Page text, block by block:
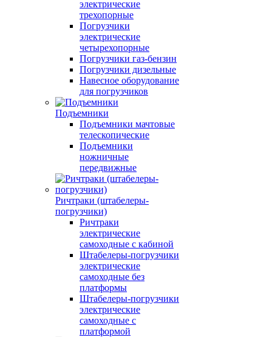
электрические
трехопорные
Погрузчики
электрические
четырехопорные
Погрузчики газ-бензин
Погрузчики дизельные
Навесное оборудование
для погрузчиков
Подъемники
Подъемники мачтовые
телескопические
Подъемники
ножничные
передвижные
Ричтраки (штабелеры-
погрузчики)
Ричтраки
электрические
самоходные с кабиной
Штабелеры-погрузчики
электрические
самоходные без
платформы
Штабелеры-погрузчики
электрические
самоходные с
платформой